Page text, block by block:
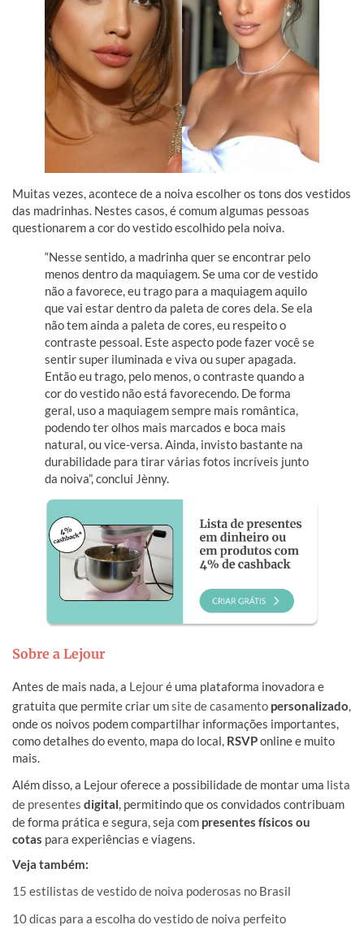
Muitas vezes, acontece de a noiva escolher os tons dos vestidos
das madrinhas. Nestes casos, é comum algumas pessoas
questionarem a cor do vestido escolhido pela noiva.
“Nesse sentido, a madrinha quer se encontrar pelo
menos dentro da maquiagem. Se uma cor de vestido
não a favorece, eu trago para a maquiagem aquilo
que vai estar dentro da paleta de cores dela. Se ela
não tem ainda a paleta de cores, eu respeito o
contraste pessoal. Este aspecto pode fazer você se
sentir super iluminada e viva ou super apagada.
Então eu trago, pelo menos, o contraste quando a
cor do vestido não está favorecendo. De forma
geral, uso a maquiagem sempre mais romântica,
podendo ter olhos mais marcados e boca mais
natural, ou vice-versa. Ainda, invisto bastante na
durabilidade para tirar várias fotos incríveis junto
da noiva”, conclui Jènny.
Sobre a Lejour
Antes de mais nada, a Lejouré uma plataforma inovadora e
gratuita que permite criar umsite de casamento personalizado,
onde os noivos podem compartilhar informações importantes,
como detalhes do evento, mapa do local, RSVPonline e muito
mais.
Além disso, a Lejour oferece a possibilidade de montar uma lista
de presentes digital, permitindo que os convidados contribuam
de forma prática e segura, seja com presentes físicos ou
cotas para experiências e viagens.
Veja também:
15 estilistas de vestido de noiva poderosas no Brasil
10 dicas para a escolha do vestido de noiva perfeito